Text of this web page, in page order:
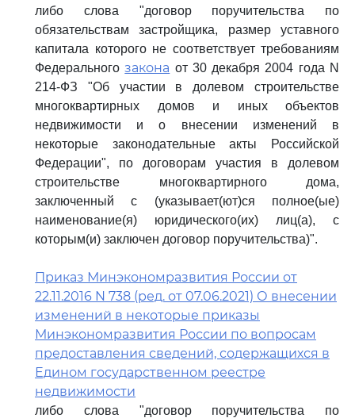
либо слова "договор поручительства по
обязательствам застройщика, размер уставного
капитала которого не соответствует требованиям
Федеральногозакона от 30 декабря 2004 года N
214-ФЗ "Об участии в долевом строительстве
многоквартирных домов и иных объектов
недвижимости и о внесении изменений в
некоторые законодательные акты Российской
Федерации", по договорам участия в долевом
строительстве многоквартирного дома,
заключенный с (указывает(ют)ся полное(ые)
наименование(я) юридического(их) лиц(а), с
которым(и) заключен договор поручительства)".
Приказ Минэкономразвития России от
22.11.2016 N 738 (ред. от 07.06.2021) О внесении
изменений в некоторые приказы
Минэкономразвития России по вопросам
предоставления сведений, содержащихся в
Едином государственном реестре
недвижимости
либо слова "договор поручительства по